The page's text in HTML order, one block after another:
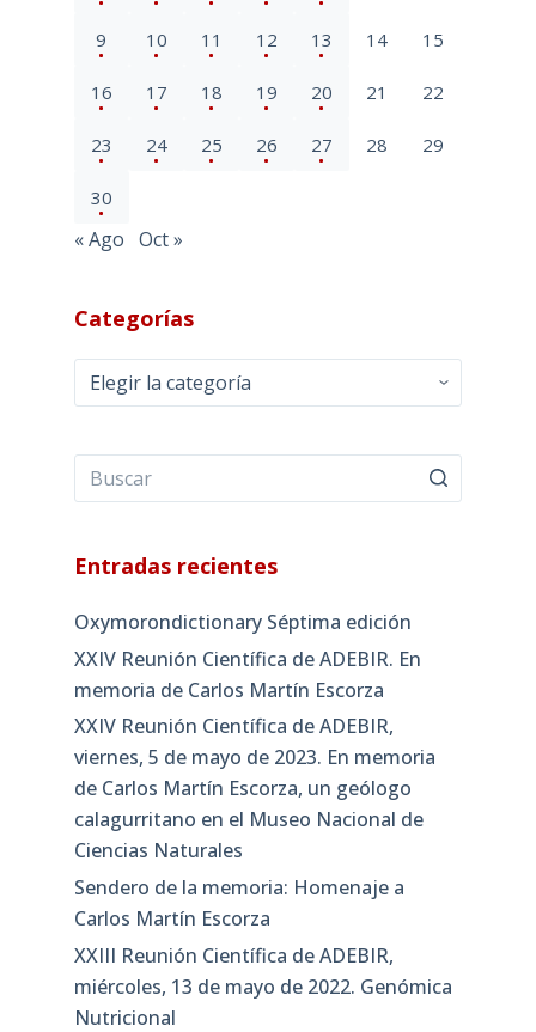
9 10 11 12 13 14 15
16 17 18 19 20 21 22
23 24 25 26 27 28 29
30
« Ago Oct »
Categorías
Categorías
Entradas recientes
Oxymorondictionary Séptima edición
XXIV Reunión Científica de ADEBIR. En
memoria de Carlos Martín Escorza
XXIV Reunión Científica de ADEBIR,
viernes, 5 de mayo de 2023. En memoria
de Carlos Martín Escorza, un geólogo
calagurritano en el Museo Nacional de
Ciencias Naturales
Sendero de la memoria: Homenaje a
Carlos Martín Escorza
XXIII Reunión Científica de ADEBIR,
miércoles, 13 de mayo de 2022. Genómica
Nutricional